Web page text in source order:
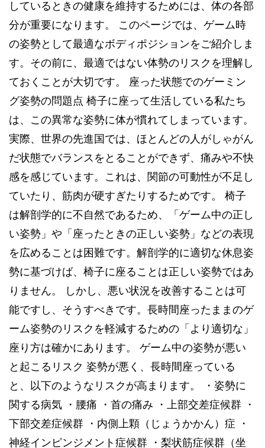
しているときの健康を維持するためには、体の各部
分が重要になります。 このページでは、ゲーム時
の姿勢として最適なボディポジションをご紹介しま
す。その前に、最適ではない体勢のリスクを理解し
ておくことが大切です。 座った状態でのゲーミン
グ姿勢の問題点 椅子に座って生活している私たち
は、この異常な姿勢に体が慣れてしまっています。
実際、世界の先進国では、ほとんどの人がしゃがん
だ状態でバランスをとることができず、痛みや不快
感を感じています。これは、関節の可動性が不足し
ていたり、筋肉が硬すぎたりするためです。 椅子
は解剖学的に不自然であるため、「ゲーム中の正し
い姿勢」や「座ったときの正しい姿勢」などの表現
を広めることは困難です。解剖学的に適切な休息姿
勢に基づけば、椅子に座ることは正しい姿勢ではあ
りません。 しかし、悪い状況を改善することは可
能ですし、そうすべきです。長時間座ったままのゲ
ーム姿勢のリスクを軽減するための「より適切な」
座り方は確かにあります。 ゲーム中の姿勢が悪い
と起こるリスク 姿勢が悪く、長時間座っている
と、以下のようなリスクが高まります。 ・姿勢に
関する病気 ・腰痛 ・首の痛み ・上部交差症候群 ・
下部交差症候群 ・内側上顆（じょうかかん）症 ・
神経インピンジメント症候群 ・梨状筋症候群（坐